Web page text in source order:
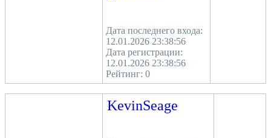
Дата последнего входа:
12.01.2026 23:38:56
Дата регистрации:
12.01.2026 23:38:56
Рейтинг: 0
KevinSeage